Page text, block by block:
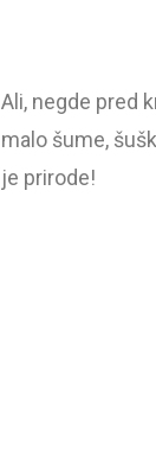
Ali, negde pred
malo šume,
je prirode!